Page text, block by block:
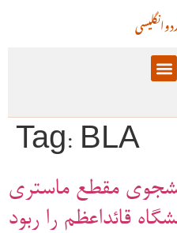
انگلیسی
Tag: BLA
مقطع ماستری
قائداعظم را ربود